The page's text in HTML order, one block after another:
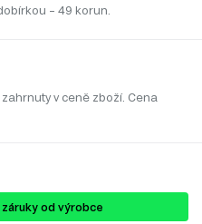
– 49 korun.
v ceně zboží. Cena
od výrobce